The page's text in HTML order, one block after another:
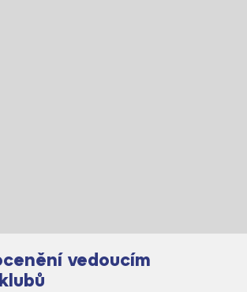
vedoucím